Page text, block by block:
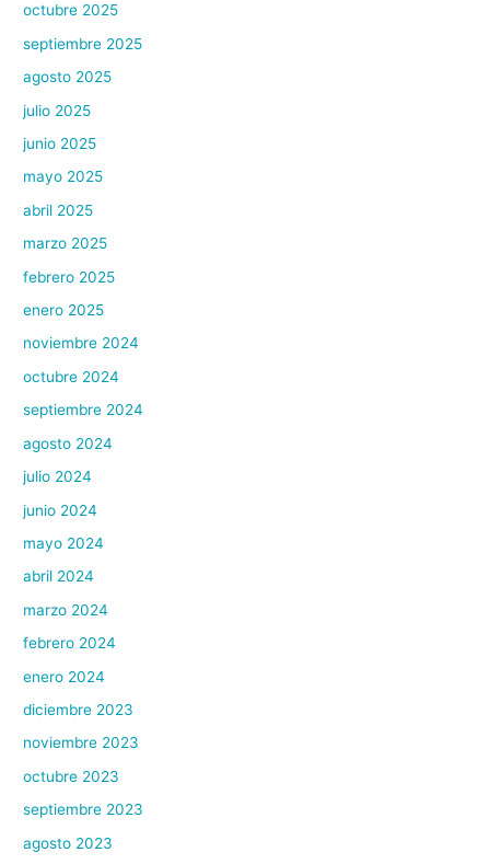
octubre 2025
septiembre 2025
agosto 2025
julio 2025
junio 2025
mayo 2025
abril 2025
marzo 2025
febrero 2025
enero 2025
noviembre 2024
octubre 2024
septiembre 2024
agosto 2024
julio 2024
junio 2024
mayo 2024
abril 2024
marzo 2024
febrero 2024
enero 2024
diciembre 2023
noviembre 2023
octubre 2023
septiembre 2023
agosto 2023